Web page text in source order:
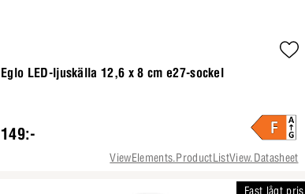
Eglo LED-ljuskälla 12,6 x 8 cm e27-sockel
149:-
ViewElements.ProductListView.Datasheet
Fast lågt pris